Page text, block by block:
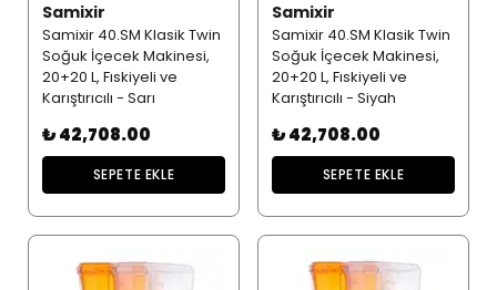
Samixir
Samixir 40.SM Klasik Twin
Soğuk İçecek Makinesi,
20+20 L, Fıskiyeli ve
Karıştırıcılı - Sarı
₺ 42,708.00
SEPETE EKLE
Samixir
Samixir 40.SM Klasik Twin
Soğuk İçecek Makinesi,
20+20 L, Fıskiyeli ve
Karıştırıcılı - Siyah
₺ 42,708.00
SEPETE EKLE